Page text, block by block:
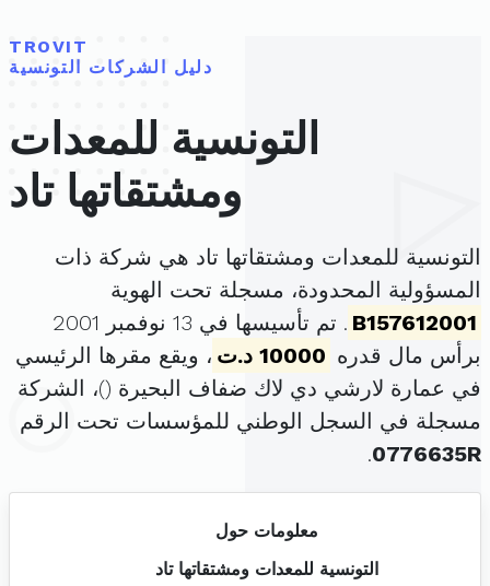
TROVIT
دليل الشركات التونسية
التونسية للمعدات
ومشتقاتها تاد
التونسية للمعدات ومشتقاتها تاد هي شركة ذات
المسؤولية المحدودة، مسجلة تحت الهوية
B157612001
. تم تأسيسها في 13 نوفمبر 2001
برأس مال قدره 10000 د.ت
، ويقع مقرها الرئيسي
في عمارة لارشي دي لاك ضفاف البحيرة ()، الشركة
مسجلة في السجل الوطني للمؤسسات تحت الرقم
0776635R
.
معلومات حول
التونسية للمعدات ومشتقاتها تاد